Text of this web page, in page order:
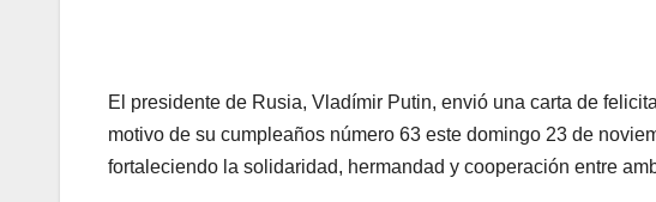
El presidente de Rusia, Vladímir Putin, envió una carta de
motivo de su cumpleaños número 63 este domingo 23 de
fortaleciendo la solidaridad, hermandad y cooperación entre